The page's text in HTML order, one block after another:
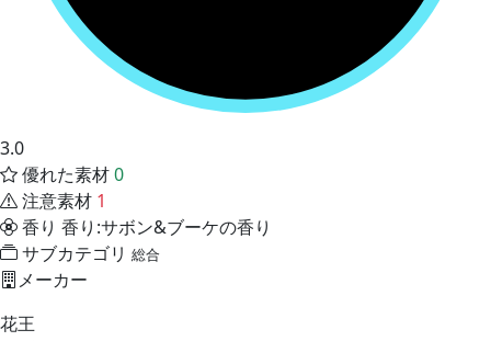
3.0
優れた素材0
注意素材 1
香り 香り:サボン&ブーケの香り
サブカテゴリ 総合
メーカー
花王